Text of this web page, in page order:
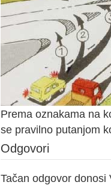
Prema oznakama na
se pravilno putanjom
Odgovori
Tačan odgovor donosi